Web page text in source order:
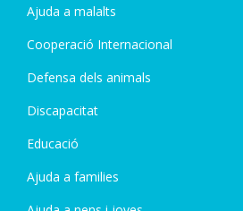
Ajuda a malalts
Cooperació Internacional
Defensa dels animals
Discapacitat
Educació
Ajuda a families